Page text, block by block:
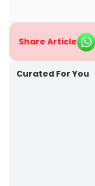
Share Article
Curated For You